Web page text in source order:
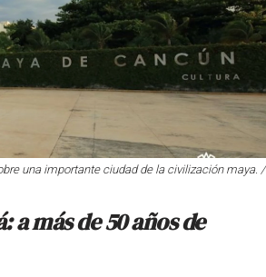
una importante ciudad de la civilización maya. /
a más de 50 años de